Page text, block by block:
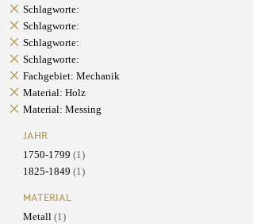
Schlagworte:
Schlagworte:
Schlagworte:
Schlagworte:
Fachgebiet: Mechanik
Material: Holz
Material: Messing
JAHR
1750-1799 (1)
1825-1849 (1)
MATERIAL
Metall (1)